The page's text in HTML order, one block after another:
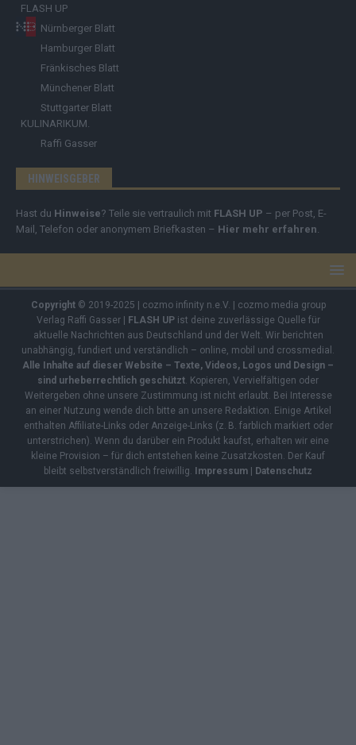
FLASH UP
Nürnberger Blatt
Hamburger Blatt
Fränkisches Blatt
Münchener Blatt
Stuttgarter Blatt
KULINARIKUM.
Raffi Gasser
HINWEISGEBER
Hast du Hinweise? Teile sie vertraulich mit FLASH UP – per Post, E-
Mail, Telefon oder anonymem Briefkasten – Hier mehr erfahren
Copyright© 2019-2025 | cozmo infinity n.e.V. | cozmo media group
Verlag Raffi Gasser | FLASH UPist deine zuverlässige Quelle für
aktuelle Nachrichten aus Deutschland und der Welt. Wir berichten
unabhängig, fundiert und verständlich – online, mobil und crossmedial.
Alle Inhalte auf dieser Website – Texte, Videos, Logos und Design –
sind urheberrechtlich geschützt . Kopieren, Vervielfältigen oder
Weitergeben ohne unsere Zustimmung ist nicht erlaubt. Bei Interesse
an einer Nutzung wende dich bitte an unsere Redaktion. Einige Artikel
enthalten Affiliate-Links oder Anzeige-Links (z. B. farblich markiert oder
unterstrichen). Wenn du darüber ein Produkt kaufst, erhalten wir eine
kleine Provision – für dich entstehen keine Zusatzkosten. Der Kauf
bleibt selbstverständlich freiwillig. Impressum | Datenschutz